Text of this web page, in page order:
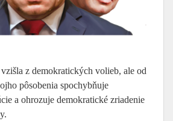
z demokratických volieb, ale od
pôsobenia spochybňuje
a ohrozuje demokratické zriadenie